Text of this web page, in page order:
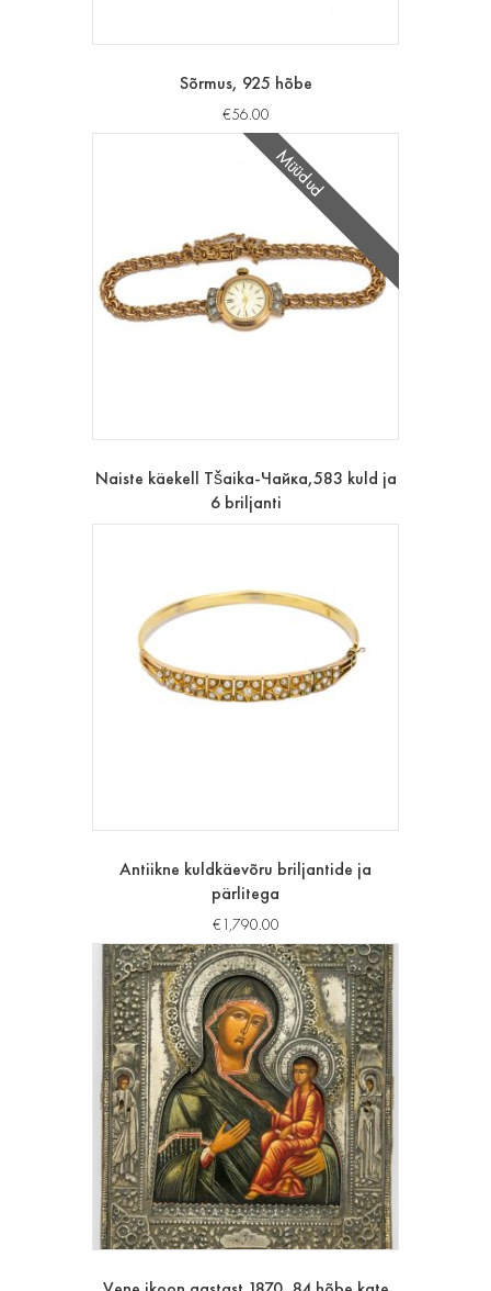
Sõrmus, 925 hõbe
€56.00
Naiste käekell Tšaika-Чайка,583 kuld ja
6 briljanti
Müüdud
Antiikne kuldkäevõru briljantide ja
pärlitega
€1,790.00